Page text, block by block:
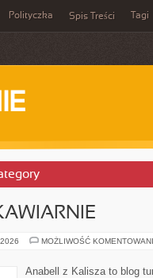
Polityczka Spis Treści Tagi
MOŻLIWOŚĆ
Anabell z Kalisza to blog